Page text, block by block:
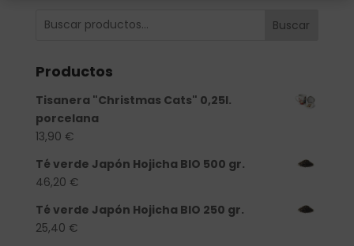
Buscar
Productos
Tisanera "Christmas Cats" 0,25l.
porcelana
13,90 €
Té verde Japón Hojicha BIO 500 gr.
46,20 €
Té verde Japón Hojicha BIO 250 gr.
25,40 €